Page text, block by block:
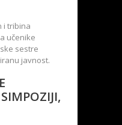
i tribina
učenike
sestre
javnost.